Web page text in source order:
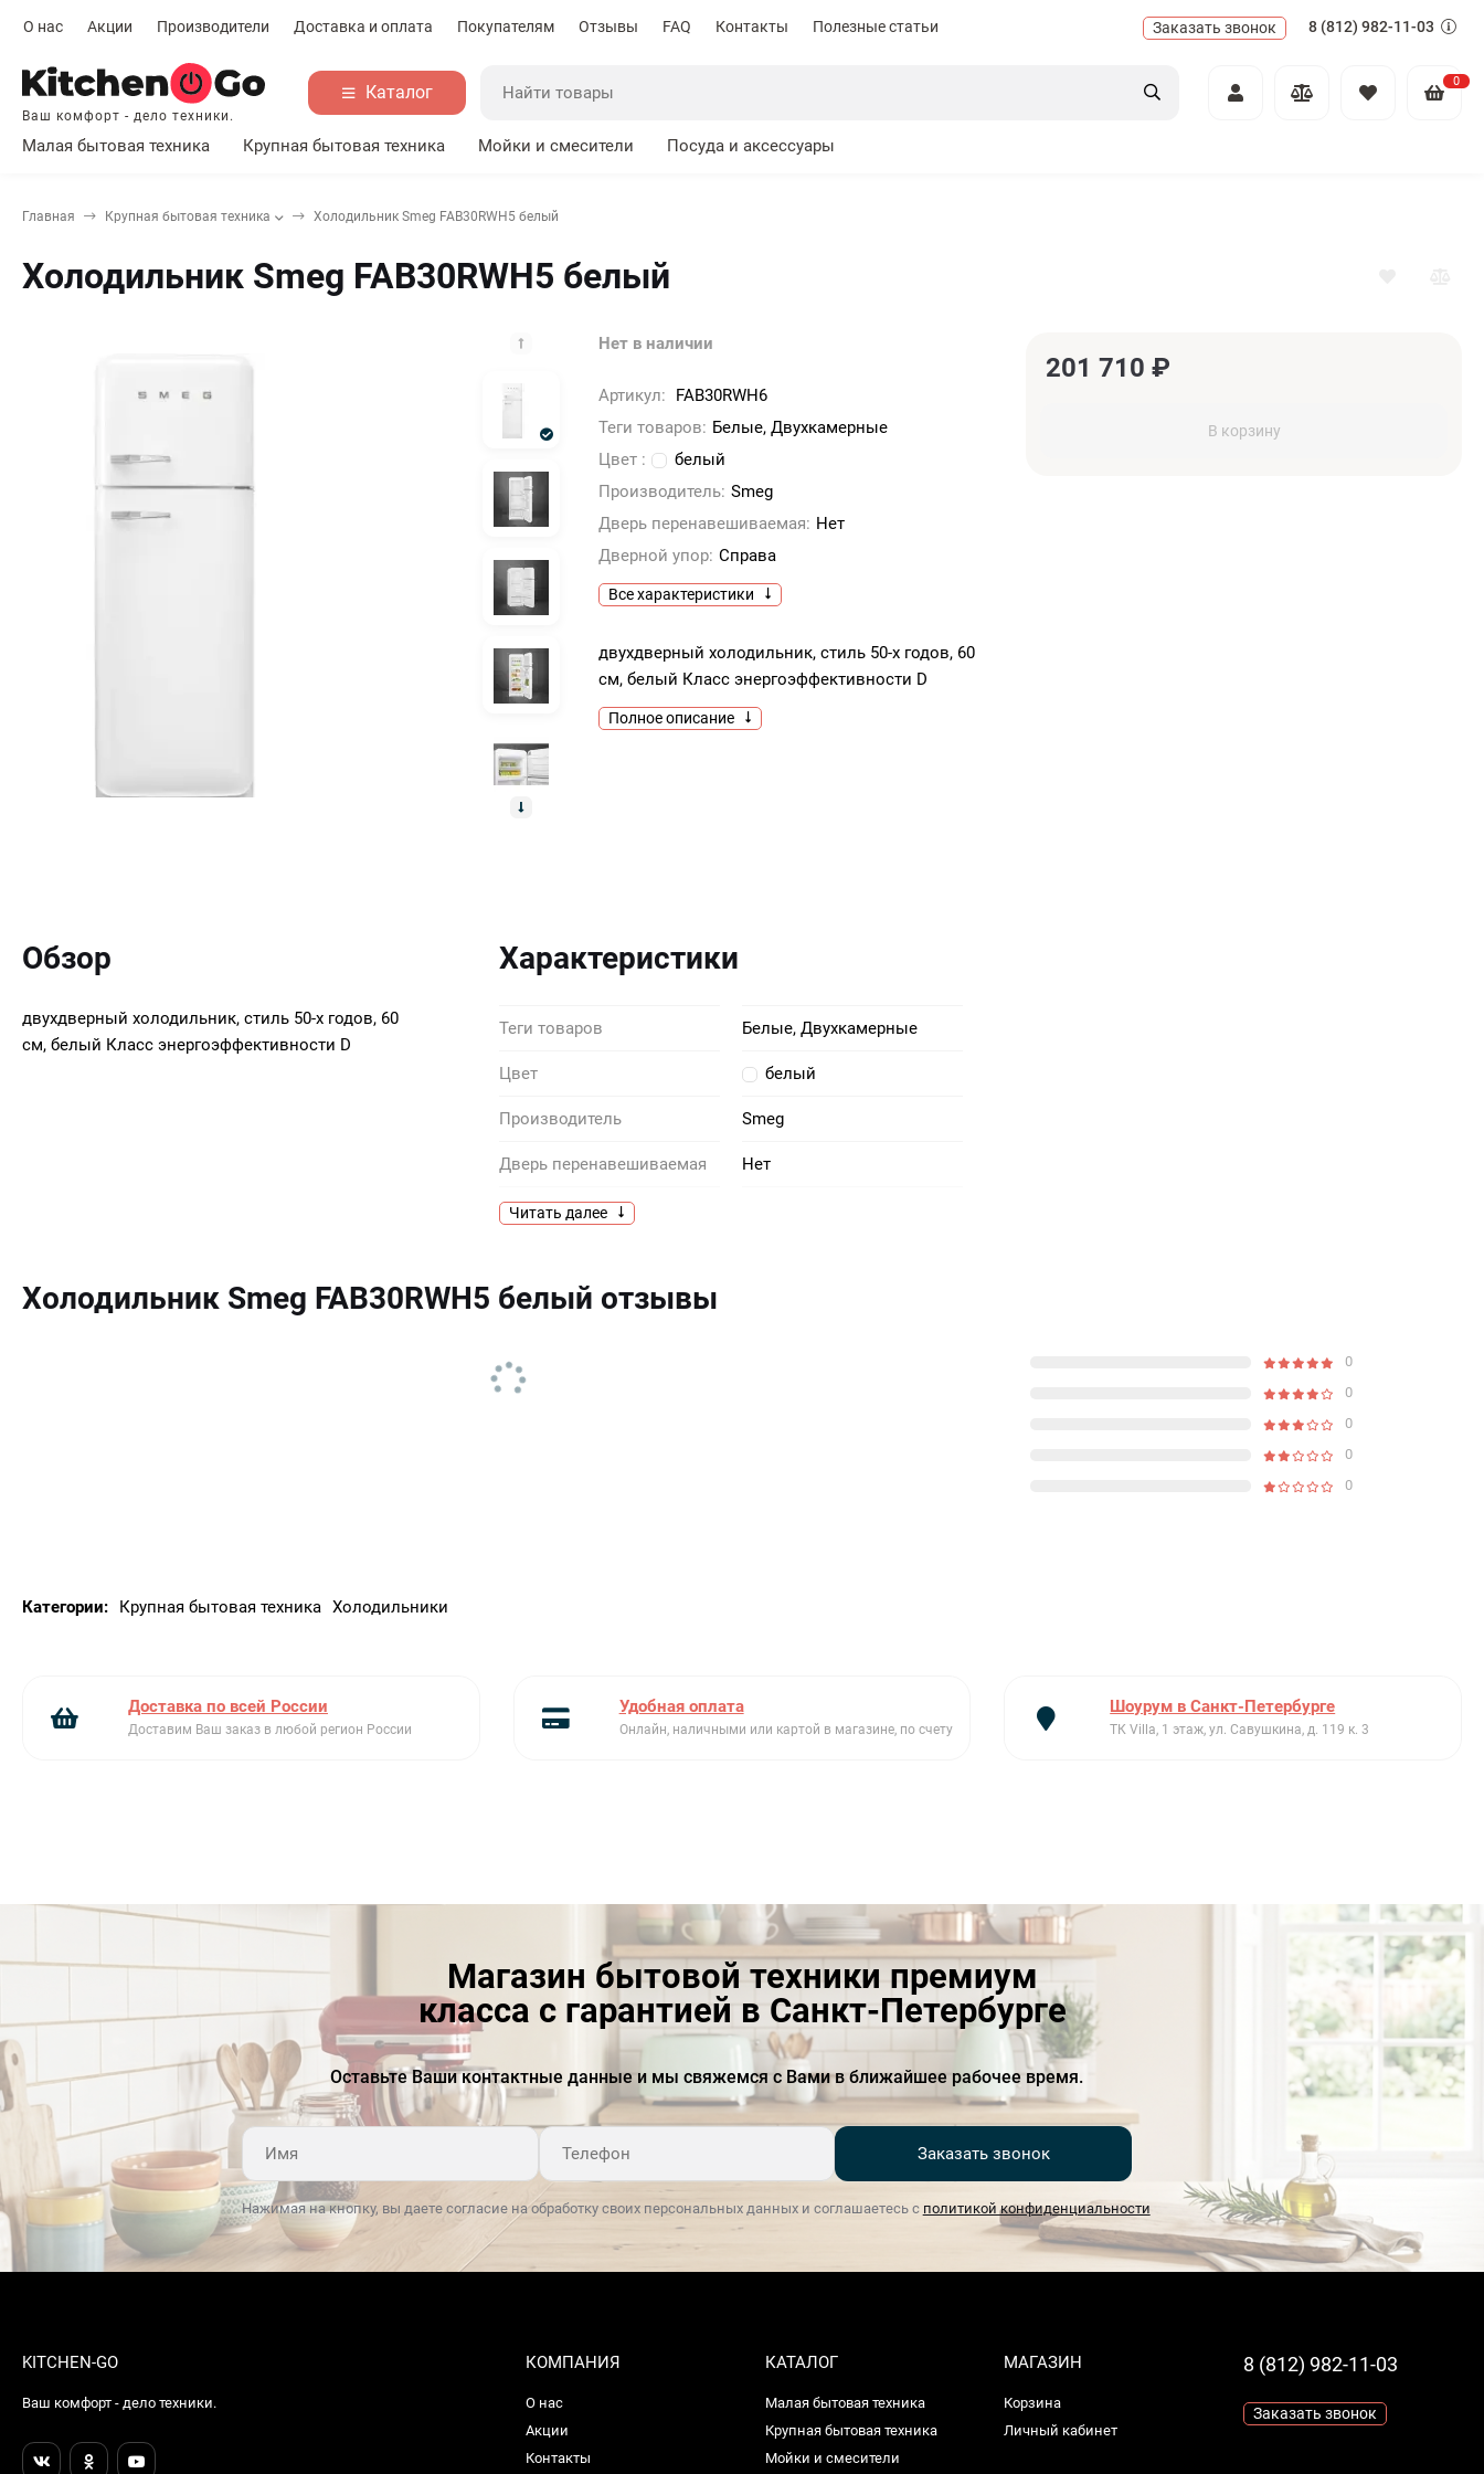
О нас Акции Производители Доставка и оплата Покупателям Отзывы FAQ Контакты Полезные статьи Заказать звонок 8 (812) 982-11-03
Ваш комфорт - дело техники.
Каталог
0
Малая бытовая техника Крупная бытовая техника Мойки и смесители Посуда и аксессуары
Главная Крупная бытовая техника Холодильник Smeg FAB30RWH5 белый
Холодильник Smeg FAB30RWH5 белый
Нет в наличии
Артикул:
FAB30RWH6
Теги товаров: Белые, Двухкамерные
Цвет :
белый
Производитель: Smeg
Дверь перенавешиваемая: Нет
Дверной упор: Справа
Все характеристики
двухдверный холодильник, стиль 50-х годов, 60
см, белый Класс энергоэффективности D
Полное описание
201 710 ₽
В корзину
Обзор
двухдверный холодильник, стиль 50-х годов, 60
см, белый Класс энергоэффективности D
Характеристики
Теги товаров Белые, Двухкамерные
Цвет белый
Производитель Smeg
Дверь перенавешиваемая Нет
Дверной упор
Общий объем, л
Тип дисплея
Читать далее
Холодильник Smeg FAB30RWH5 белый отзывы
0
0
0
0
0
Категории: Крупная бытовая техника Холодильники
Доставка по всей России
Доставим Ваш заказ в любой регион России
Удобная оплата
Онлайн, наличными или картой в магазине, по счету
Шоурум в Санкт-Петербурге
ТК Villa, 1 этаж, ул. Савушкина, д. 119 к. 3
Магазин бытовой техники премиум
класса с гарантией в Санкт-Петербурге
Оставьте Ваши контактные данные и мы свяжемся с Вами в ближайшее рабочее время.
Заказать звонок
Нажимая на кнопку, вы даете согласие на обработку своих персональных данных и соглашаетесь с политикой конфиденциальности
KITCHEN-GO
Ваш комфорт - дело техники.
КОМПАНИЯ
О нас
Акции
Контакты
КАТАЛОГ
Малая бытовая техника
Крупная бытовая техника
Мойки и смесители
МАГАЗИН
Корзина
Личный кабинет
8 (812) 982-11-03
Заказать звонок